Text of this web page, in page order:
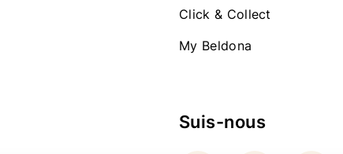
Click & Collect
My Beldona
Suis-nous